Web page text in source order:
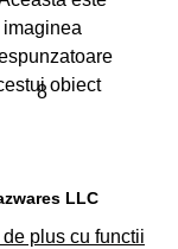
8
LLC
plus cu functii